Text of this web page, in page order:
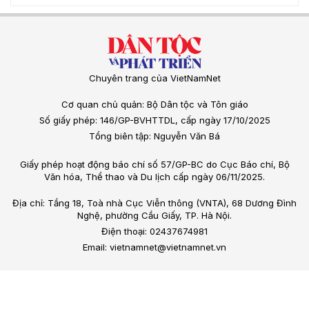
Chuyên trang của VietNamNet
Cơ quan chủ quản: Bộ Dân tộc và Tôn giáo
Số giấy phép: 146/GP-BVHTTDL, cấp ngày 17/10/2025
Tổng biên tập: Nguyễn Văn Bá
Giấy phép hoạt động báo chí số 57/GP-BC do Cục Báo chí, Bộ
Văn hóa, Thể thao và Du lịch cấp ngày 06/11/2025.
Địa chỉ: Tầng 18, Toà nhà Cục Viễn thông (VNTA), 68 Dương Đình
Nghệ, phường Cầu Giấy, TP. Hà Nội.
Điện thoại: 02437674981
Email: vietnamnet@vietnamnet.vn